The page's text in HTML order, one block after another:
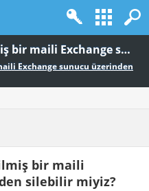
Yanlış kişilere gönderilmiş bir maili Exchange sunucu üzerinden silebilir miyiz?
Exchange sunucu üzerinden
bir maili
silebilir miyiz?